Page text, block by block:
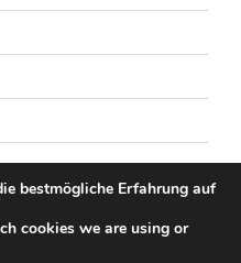
bestmögliche Erfahrung auf
cookies we are using or